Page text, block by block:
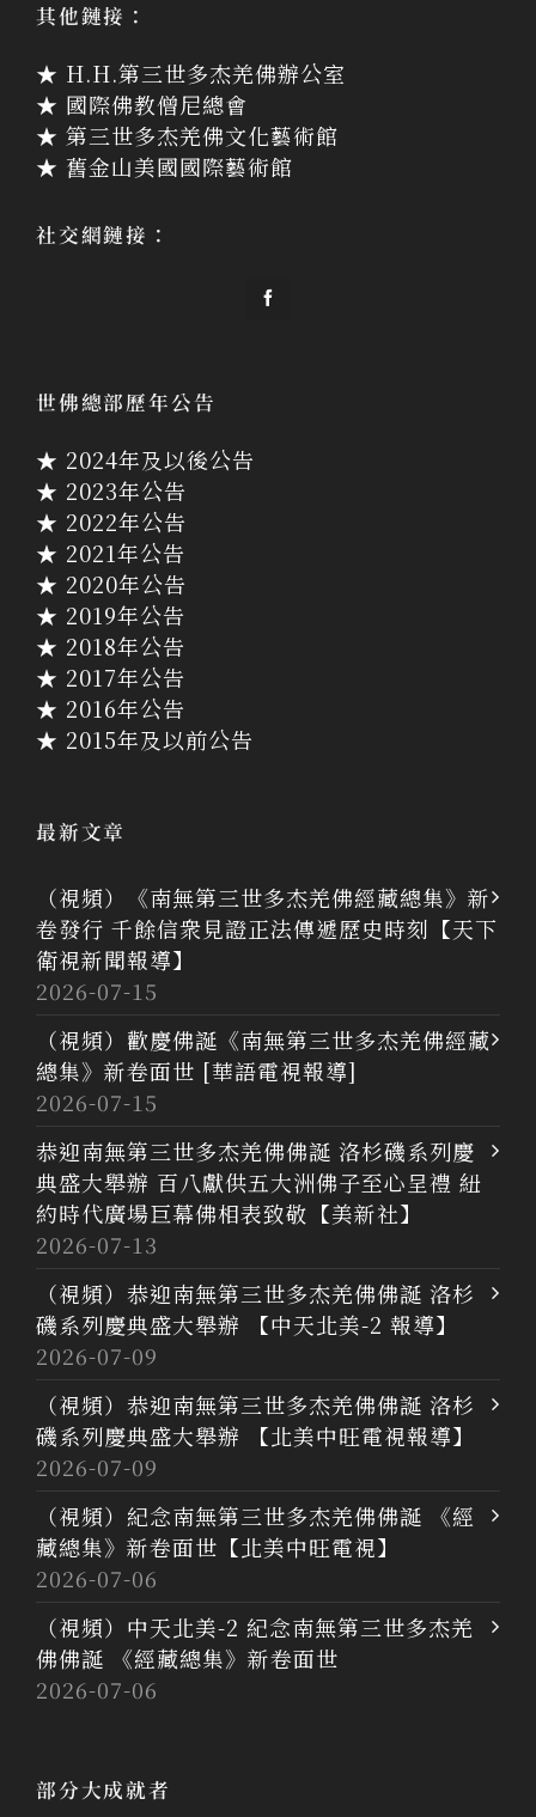
其他鏈接：
★ H.H.第三世多杰羌佛辦公室
★ 國際佛教僧尼總會
★ 第三世多杰羌佛文化藝術館
★ 舊金山美國國際藝術館
社交網鏈接：
世佛總部歷年公告
★ 2024年及以後公告
★ 2023年公告
★ 2022年公告
★ 2021年公告
★ 2020年公告
★ 2019年公告
★ 2018年公告
★ 2017年公告
★ 2016年公告
★ 2015年及以前公告
最新文章
（視頻）《南無第三世多杰羌佛經藏總集》新
卷發行 千餘信衆見證正法傳遞歷史時刻【天下
衛視新聞報導】
2026-07-15
（視頻）歡慶佛誕《南無第三世多杰羌佛經藏
總集》新卷面世 [華語電視報導]
2026-07-15
恭迎南無第三世多杰羌佛佛誕 洛杉磯系列慶
典盛大舉辦 百八獻供五大洲佛子至心呈禮 紐
約時代廣場巨幕佛相表致敬【美新社】
2026-07-13
（視頻）恭迎南無第三世多杰羌佛佛誕 洛杉
磯系列慶典盛大舉辦 【中天北美-2 報導】
2026-07-09
（視頻）恭迎南無第三世多杰羌佛佛誕 洛杉
磯系列慶典盛大舉辦 【北美中旺電視報導】
2026-07-09
（視頻）紀念南無第三世多杰羌佛佛誕 《經
藏總集》新卷面世【北美中旺電視】
2026-07-06
（視頻）中天北美-2 紀念南無第三世多杰羌
佛佛誕 《經藏總集》新卷面世
2026-07-06
部分大成就者